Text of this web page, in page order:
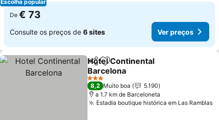
Escolha popular
De € 73
Consulte os preços de 6 sites Ver preços
PartilharAdicionar aos favoritos
Hotel Continental
Barcelona
Ver preços
3 Estrelas
8,2 Muito boa
5.190
a 1.7 km de Barceloneta
Estadia boutique histórica em Las Ramblas